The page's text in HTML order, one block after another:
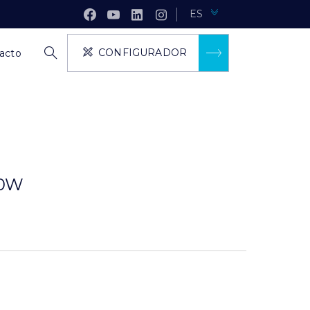
ES
CONFIGURADOR